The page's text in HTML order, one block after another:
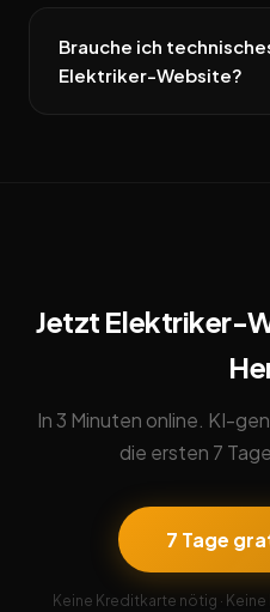
Brauche ich
Elektriker-Website?
Jetzt Elektriker-
In 3 Minuten online. KI-
die ersten 7
7 Tage
Keine Kreditkarte nötig ·